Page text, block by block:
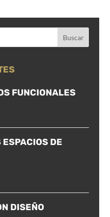
FUNCIONALES
DE
DISEÑO